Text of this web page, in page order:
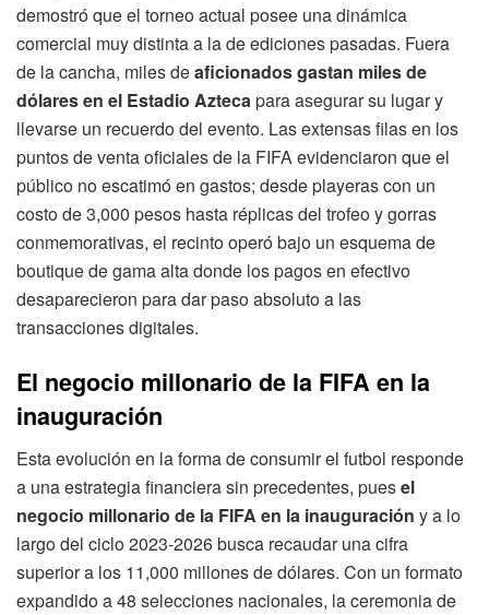
demostró que el torneo actual posee una dinámica
comercial muy distinta a la de ediciones pasadas. Fuera
de la cancha, miles deaficionados gastan miles de
dólares en el Estadio Aztecapara asegurar su lugar y
llevarse un recuerdo del evento. Las extensas filas en los
puntos de venta oficiales de la FIFA evidenciaron que el
público no escatimó en gastos; desde playeras con un
costo de 3,000 pesos hasta réplicas del trofeo y gorras
conmemorativas, el recinto operó bajo un esquema de
boutique de gama alta donde los pagos en efectivo
desaparecieron para dar paso absoluto a las
transacciones digitales.
El negocio millonario de la FIFA en la
inauguración
Esta evolución en la forma de consumir el futbol responde
a una estrategia financiera sin precedentes, puesel
negocio millonario de la FIFA en la inauguración y a lo
largo del ciclo 2023-2026 busca recaudar una cifra
superior a los 11,000 millones de dólares. Con un formato
expandido a 48 selecciones nacionales, la ceremonia de